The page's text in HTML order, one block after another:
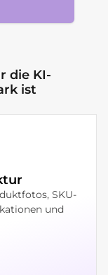
die KI-
ist
SKU-
und